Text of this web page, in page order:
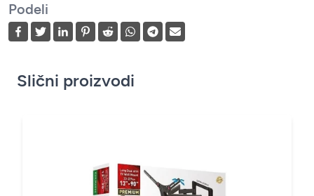
Podeli
Slični proizvodi